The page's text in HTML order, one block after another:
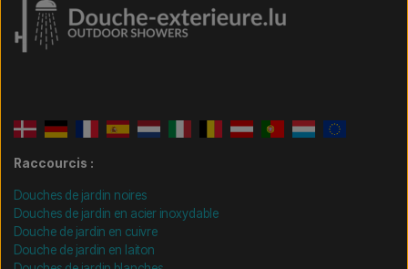
Raccourcis :
Douches de jardin noires
Douches de jardin en acier inoxydable
Douche de jardin en cuivre
Douche de jardin en laiton